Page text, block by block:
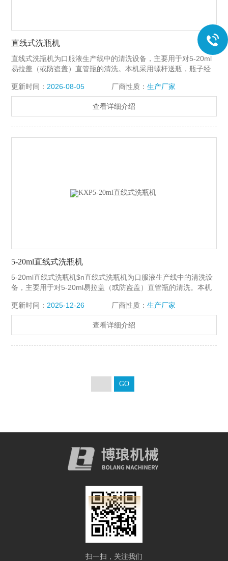
直线式洗瓶机
直线式洗瓶机为口服液生产线中的清洗设备，主要用于对5-20ml
易拉盖（或防盗盖）直管瓶的清洗。本机采用螺杆送瓶，瓶子经
后，再由净化压缩空气吹去遗留水珠。
更新时间： 2026-08-05 厂商性质： 生产厂家
查看详细介绍
5-20ml直线式洗瓶机
5-20ml直线式洗瓶机$n直线式洗瓶机为口服液生产线中的清洗设
备，主要用于对5-20ml易拉盖（或防盗盖）直管瓶的清洗。本机
液）二道内外多次冲淋后，再由净化压缩空气吹去遗留水珠。
更新时间： 2025-12-26 厂商性质： 生产厂家
查看详细介绍
扫一扫，关注我们